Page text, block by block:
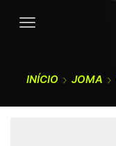
INÍCIO JOMA